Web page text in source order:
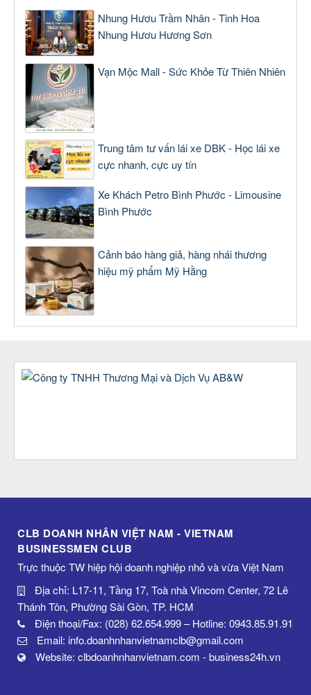
Nhung Hươu Trầm Nhân - Tinh Hoa
Nhung Hươu Hương Sơn
Vạn Mộc Mall - Sức Khỏe Từ Thiên Nhiên
Trung tâm tư vấn lái xe DBK - Học lái xe
cực nhanh, cực uy tín
Xe Khách Petro Bình Phước - Limousine
Bình Phước
Cảnh báo hàng giả, hàng nhái thương
hiệu mỹ phẩm Mỹ Hằng
CLB DOANH NHÂN VIỆT NAM - VIETNAM
BUSINESSMEN CLUB
Trực thuộc TW hiệp hội doanh nghiệp nhỏ và vừa Việt Nam
Địa chỉ: L17-11, Tầng 17, Toà nhà Vincom Center, 72 Lê
Thánh Tôn, Phường Sài Gòn, TP. HCM
Điện thoại/Fax: (028) 62.654.999 – Hotline: 0943.85.91.91
Email: info.doanhnhanvietnamclb@gmail.com
Website: clbdoanhnhanvietnam.com - business24h.vn